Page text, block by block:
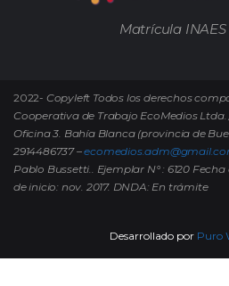
Matrícula INAES
2022- Copyleft Todos los derechos
Cooperativa de Trabajo EcoMedios
Oficina 3. Bahía Blanca (provincia de
2914486737 –
Pablo Bussetti.. Ejemplar N° : 6120
de inicio: nov. 2017. DNDA: En trámite
Desarrollado por Puro